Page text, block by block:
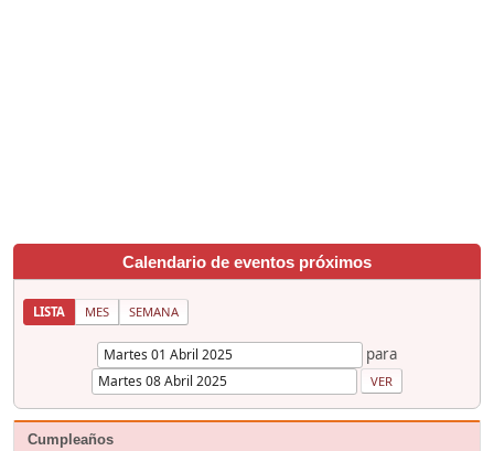
Calendario de eventos próximos
LISTA MES SEMANA
para
Cumpleaños